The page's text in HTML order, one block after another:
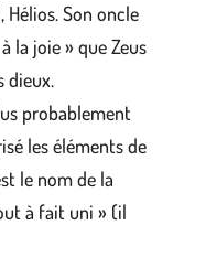
Son oncle
la joie » que Zeus
dieux.
probablement
les éléments de
le nom de la
à fait uni » (il